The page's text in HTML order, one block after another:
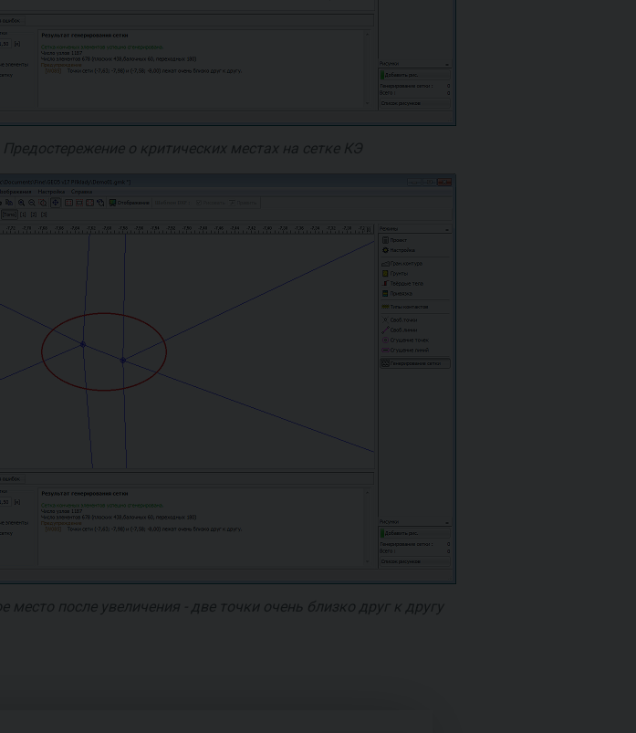
Предостережение о критических местах на сетке КЭ
место после увеличения - две точки очень близко друг к другу